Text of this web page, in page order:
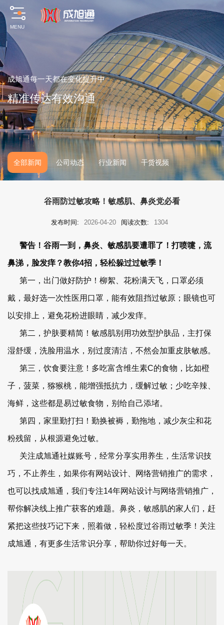
MENU
成旭通每一天都在变化提升中
精准传达有效沟通
全部新闻 公司动态 行业新闻 干货视频
谷雨防过敏攻略！敏感肌、鼻炎党必看
发布时间: 2026-04-20 阅读次数: 1304
警告！谷雨一到，鼻炎、敏感肌要遭罪了！打喷嚏，流
鼻涕，脸发痒？教你4招，轻松躲过过敏季！
第一，出门做好防护！柳絮、花粉满天飞，口罩必须
戴，最好选一次性医用口罩，能有效阻挡过敏原；眼镜也可
以安排上，避免花粉进眼睛，减少发痒。
第二，护肤要精简！敏感肌别用功效型护肤品，主打保
湿舒缓，洗脸用温水，别过度清洁，不然会加重皮肤敏感。
第三，饮食要注意！多吃富含维生素C的食物，比如橙
子，菠菜，猕猴桃，能增强抵抗力，缓解过敏；少吃辛辣、
海鲜，这些都是易过敏食物，别给自己添堵。
第四，家里勤打扫！勤换被褥，勤拖地，减少灰尘和花
粉残留，从根源避免过敏。
关注成旭通社媒账号，经常分享实用养生，生活常识技
巧，不止养生，如果你有网站设计、网络营销推广的需求，
也可以找成旭通，我们专注14年网站设计与网络营销推广，
帮你解决线上推广获客的难题。鼻炎，敏感肌的家人们，赶
紧把这些技巧记下来，照着做，轻松度过谷雨过敏季！关注
成旭通，有更多生活常识分享，帮助你过好每一天。